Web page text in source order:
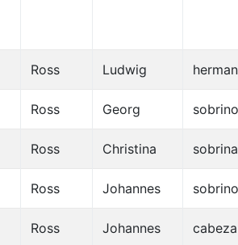
Ross Ludwig
Ross Georg sobrino
Ross Christina sobrina
Ross Johannes sobrino
Ross Johannes cabeza